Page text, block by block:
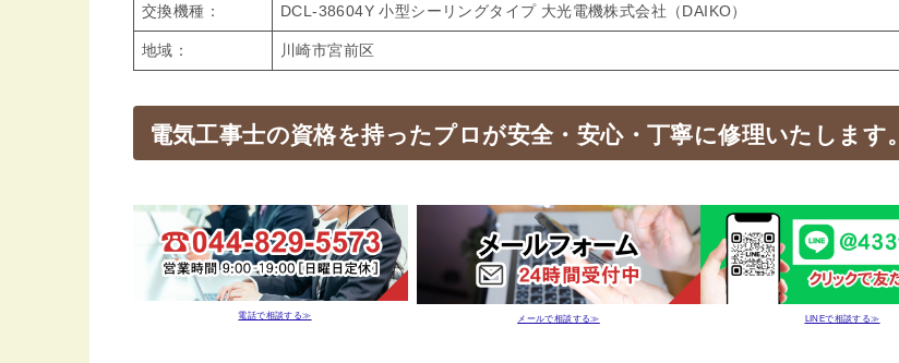
交換機種： DCL-38604Y 小型シーリングタイプ 大光電機株式会社（DAIKO）
地域： 川崎市宮前区
電気工事士の資格を持ったプロが安全・安心・丁寧に修理いたします。
電話で相談する≫ メールで相談する≫ LINEで相談する≫